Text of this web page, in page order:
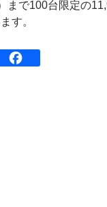
まで100台限定の
す。